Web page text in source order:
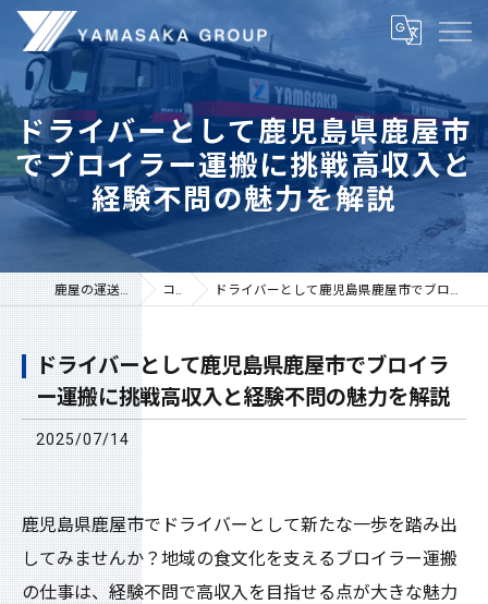
ドライバーとして鹿児島県鹿屋市
でブロイラー運搬に挑戦高収入と
経験不問の魅力を解説
鹿屋の運送は株式会社山坂 コラム ドライバーとして鹿児島県鹿屋市でブロイラー運搬に挑戦高収入と経験不問の魅力を解説
ドライバーとして鹿児島県鹿屋市でブロイラ
ー運搬に挑戦高収入と経験不問の魅力を解説
2025/07/14
鹿児島県鹿屋市でドライバーとして新たな一歩を踏み出
してみませんか？地域の食文化を支えるブロイラー運搬
の仕事は、経験不問で高収入を目指せる点が大きな魅力